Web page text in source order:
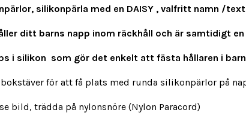
silikonpärla med en DAISY , valfritt namn /
ditt barns napp inom räckhåll och är samtidigt
i silikon som gör det enkelt att fästa hållaren i
för att få plats med runda silikonpärlor på
bild, trädda på nylonsnöre (Nylon Paracord)